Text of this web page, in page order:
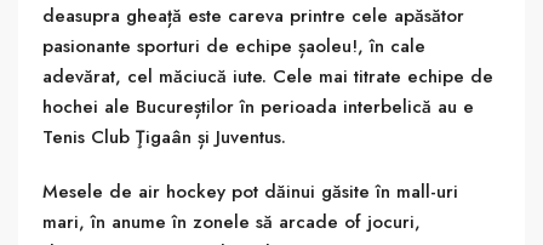
deasupra gheață este careva printre cele apăsător
pasionante sporturi de echipe șaoleu!, în cale
adevărat, cel măciucă iute. Cele mai titrate echipe de
hochei ale Bucureștilor în perioada interbelică au e
Tenis Club Ţigaân și Juventus.
Mesele de air hockey pot dăinui găsite în mall-uri
mari, în anume în zonele să arcade of jocuri,